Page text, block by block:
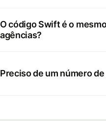
O código Swift é o
agências?
Preciso de um número de